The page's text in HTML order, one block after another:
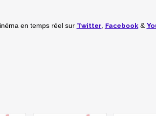
en temps réel sur Twitter Facebook&